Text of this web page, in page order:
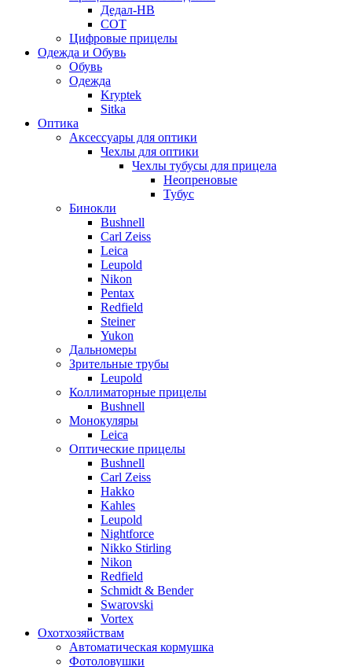
Дедал-НВ
СОТ
Цифровые прицелы
Одежда и Обувь
Обувь
Одежда
Kryptek
Sitka
Оптика
Аксессуары для оптики
Чехлы для оптики
Чехлы тубусы для прицела
Неопреновые
Тубус
Бинокли
Bushnell
Carl Zeiss
Leica
Leupold
Nikon
Pentax
Redfield
Steiner
Yukon
Дальномеры
Зрительные трубы
Leupold
Коллиматорные прицелы
Bushnell
Монокуляры
Leica
Оптические прицелы
Bushnell
Carl Zeiss
Hakko
Kahles
Leupold
Nightforce
Nikko Stirling
Nikon
Redfield
Schmidt & Bender
Swarovski
Vortex
Охотхозяйствам
Автоматическая кормушка
Фотоловушки